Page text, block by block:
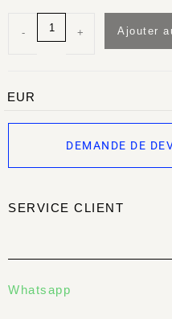
- + Ajouter
DEMANDE DE
SERVICE CLIENT
Whatsapp